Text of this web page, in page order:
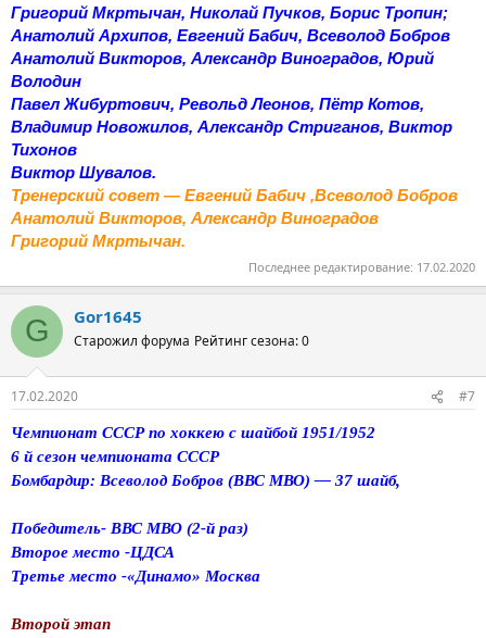
Григорий Мкртычан, Николай Пучков, Борис Тропин;
Анатолий Архипов, Евгений Бабич, Всеволод Бобров
Анатолий Викторов, Александр Виноградов, Юрий
Володин
Павел Жибуртович, Револьд Леонов, Пётр Котов,
Владимир Новожилов, Александр Стриганов, Виктор
Тихонов
Виктор Шувалов.
Тренерский совет — Евгений Бабич ,Всеволод Бобров
Анатолий Викторов, Александр Виноградов
Григорий Мкртычан.
Последнее редактирование: 17.02.2020
G Gor1645
Старожил форума Рейтинг сезона: 0
17.02.2020 #7
Чемпионат СССР по хоккею с шайбой 1951/1952
6 й сезон чемпионата СССР
Бомбардир: Всеволод Бобров (ВВС МВО) — 37 шайб,
Победитель- ВВС МВО (2-й раз)
Второе место -ЦДСА
Третье место -«Динамо» Москва
Второй этап